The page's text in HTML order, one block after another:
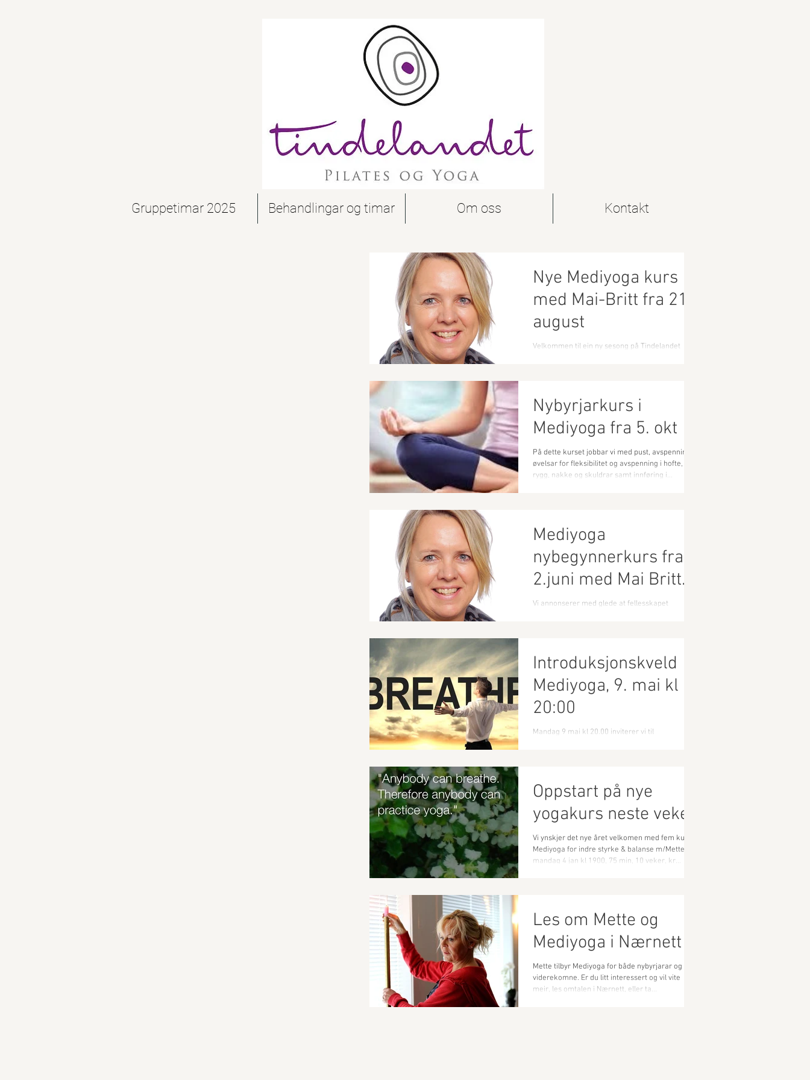
Gruppetimar 2025 Behandlingar og timar Om oss Kontakt
Nye Mediyoga kurs
med Mai-Britt fra 21.
august
Velkommen til ein ny sesong på Tindelandet
Nybyrjarkurs i
Mediyoga fra 5. okt
På dette kurset jobbar vi med pust, avspenning,
øvelsar for fleksibilitet og avspenning i hofte,
rygg, nakke og skuldrar samt innføring i...
Mediyoga
nybegynnerkurs fra
2.juni med Mai Britt
Aambakk
Vi annonserer med glede at fellesskapet
Introduksjonskveld
Mediyoga, 9. mai kl
20:00
Mandag 9 mai kl 20.00 inviterer vi til
Oppstart på nye
yogakurs neste veke
Vi ynskjer det nye året velkomen med fem kurs:
Mediyoga for indre styrke & balanse m/Mette Fra
mandag 4 jan kl 1900, 75 min, 10 veker, kr...
Les om Mette og
Mediyoga i Nærnett
Mette tilbyr Mediyoga for både nybyrjarar og
viderekomne. Er du litt interessert og vil vite
meir, les omtalen i Nærnett, eller ta...